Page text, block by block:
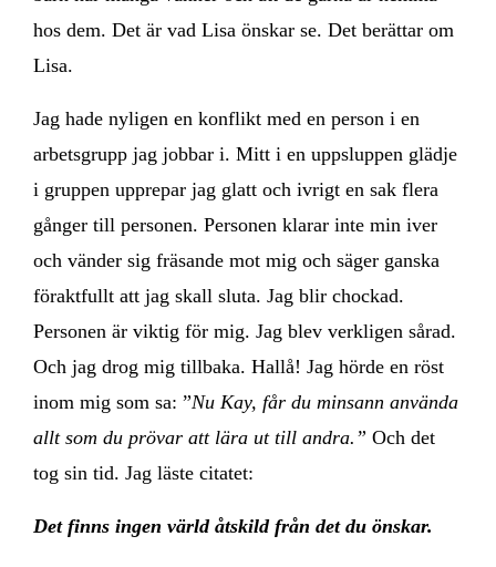
hos dem. Det är vad Lisa önskar se. Det berättar om
Lisa.
Jag hade nyligen en konflikt med en person i en
arbetsgrupp jag jobbar i. Mitt i en uppsluppen glädje
i gruppen upprepar jag glatt och ivrigt en sak flera
gånger till personen. Personen klarar inte min iver
och vänder sig fräsande mot mig och säger ganska
föraktfullt att jag skall sluta. Jag blir chockad.
Personen är viktig för mig. Jag blev verkligen sårad.
Och jag drog mig tillbaka. Hallå! Jag hörde en röst
inom mig som sa: ”Nu Kay, får du minsann använda
allt som du prövar att lära ut till andra.” Och det
tog sin tid. Jag läste citatet:
Det finns ingen värld åtskild från det du önskar.